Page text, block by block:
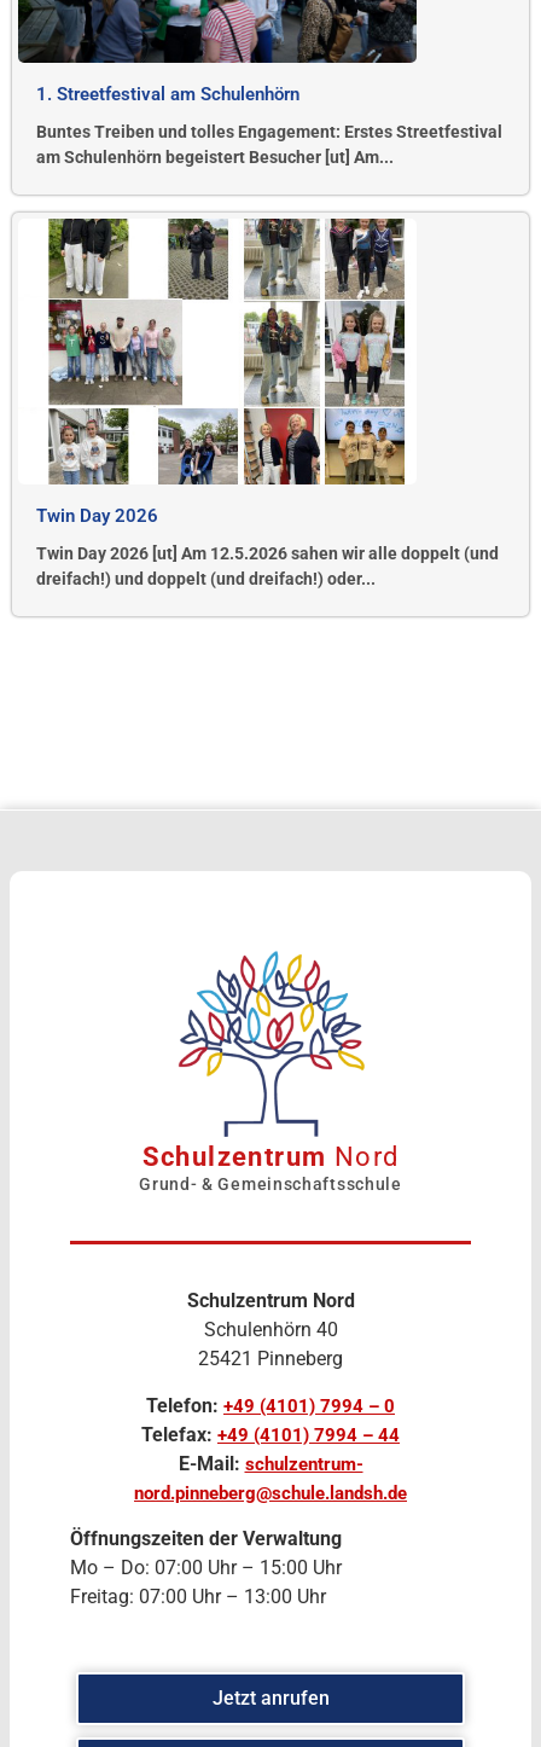
1. Streetfestival am Schulenhörn
Buntes Treiben und tolles Engagement: Erstes Streetfestival
am Schulenhörn begeistert Besucher [ut] Am...
Twin Day 2026
Twin Day 2026 [ut] Am 12.5.2026 sahen wir alle doppelt (und
dreifach!) und doppelt (und dreifach!) oder...
Schulzentrum Nord
Grund- & Gemeinschaftsschule
Schulzentrum Nord
Schulenhörn 40
25421 Pinneberg
Telefon: +49 (4101) 7994 – 0
Telefax: +49 (4101) 7994 – 44
E-Mail: schulzentrum-
nord.pinneberg@schule.landsh.de
Öffnungszeiten der Verwaltung
Mo – Do: 07:00 Uhr – 15:00 Uhr
Freitag: 07:00 Uhr – 13:00 Uhr
Jetzt anrufen